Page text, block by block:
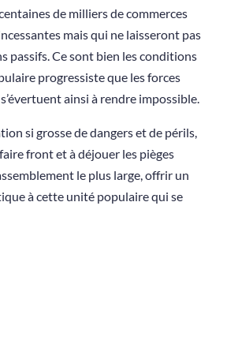
de milliers de commerces
mais qui ne laisseront pas
passifs. Ce sont bien les conditions
progressiste que les forces
ainsi à rendre impossible.
si grosse de dangers et de périls,
front et à déjouer les pièges
le plus large, offrir un
à cette unité populaire qui se